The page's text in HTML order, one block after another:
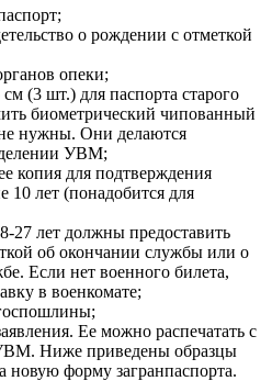
о рождении с отметкой
опеки;
(3 шт.) для паспорта старого
биометрический чипованный
нужны. Они делаются
УВМ;
копия для подтверждения
10 лет (понадобится для
27 лет должны предоставить
об окончании службы или о
Если нет военного билета,
в военкомате;
Ее можно распечатать с
Ниже приведены образцы
новую форму загранпаспорта.